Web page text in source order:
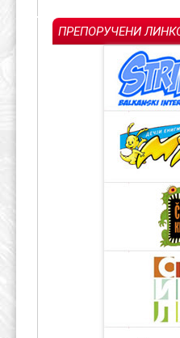
ПРЕПОРУЧЕНИ